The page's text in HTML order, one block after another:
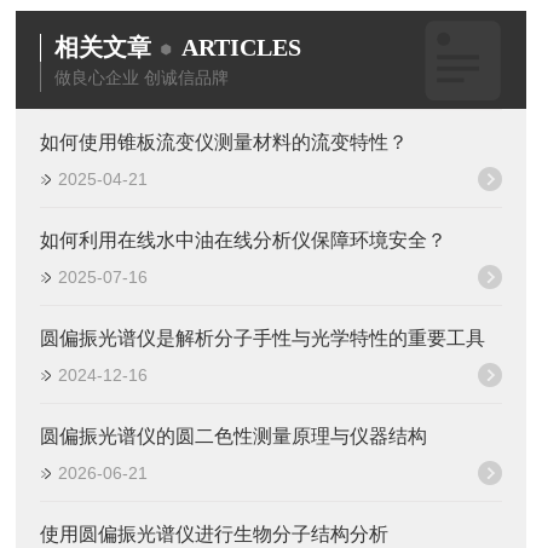
相关文章 ARTICLES
做良心企业 创诚信品牌
如何使用锥板流变仪测量材料的流变特性？
2025-04-21
如何利用在线水中油在线分析仪保障环境安全？
2025-07-16
圆偏振光谱仪是解析分子手性与光学特性的重要工具
2024-12-16
圆偏振光谱仪的圆二色性测量原理与仪器结构
2026-06-21
使用圆偏振光谱仪进行生物分子结构分析